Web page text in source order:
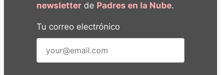
newsletterde Padres en la Nube.
Tu correo electrónico